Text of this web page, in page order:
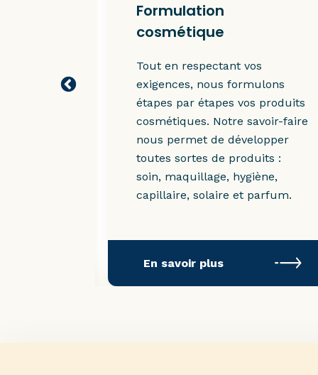
Formulation
cosmétique
Tout en respectant vos
exigences, nous formulons
étapes par étapes vos produits
cosmétiques. Notre savoir-faire
nous permet de développer
toutes sortes de produits :
soin, maquillage, hygiène,
capillaire, solaire et parfum.
En savoir plus